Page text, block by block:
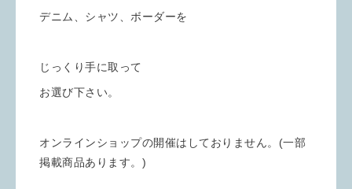
デニム、シャツ、ボーダーを
じっくり手に取って
お選び下さい。
オンラインショップの開催はしておりません。(一部
掲載商品あります。)